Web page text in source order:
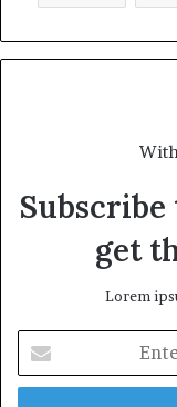
get
Lorem
your
Email